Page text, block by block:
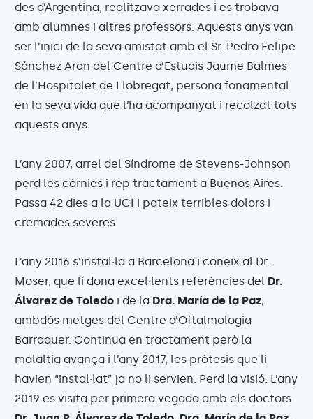
des d’Argentina, realitzava xerrades i es trobava
amb alumnes i altres professors. Aquests anys van
ser l’inici de la seva amistat amb el Sr. Pedro Felipe
Sánchez Aran del Centre d’Estudis Jaume Balmes
de l’Hospitalet de Llobregat, persona fonamental
en la seva vida que l’ha acompanyat i recolzat tots
aquests anys.
L’any 2007, arrel del Síndrome de Stevens-Johnson
perd les còrnies i rep tractament a Buenos Aires.
Passa 42 dies a la UCI i pateix terribles dolors i
cremades severes.
L’any 2016 s’instal·la a Barcelona i coneix al Dr.
Moser, que li dona excel·lents referències del Dr.
Álvarez de Toledo i de la Dra. María de la Paz,
ambdós metges del Centre d’Oftalmologia
Barraquer. Continua en tractament però la
malaltia avança i l’any 2017, les pròtesis que li
havien “instal·lat” ja no li servien. Perd la visió. L’any
2019 es visita per primera vegada amb els doctors